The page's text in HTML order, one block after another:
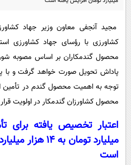
فناوری
گوناگون
حوادث
محیط زیست
بین الملل
آشپزی
دانلود
مجید آنجفی معاون وزیر جهاد
کشاورزی با رؤسای جهاد کشاورزی
محصول گندمکاران بر اساس مصوبه
پاداش تحویل صورت خواهد گرفت و با
توجه به اهمیت محصول گندم در تأمین
محصول کشاورزان گندمکار در اولویت قرار
میلیارد تومان به
است